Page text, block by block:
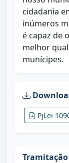
cidadania
inúmeros
é capaz de
melhor
munícipes.
PjLei
Tramitação